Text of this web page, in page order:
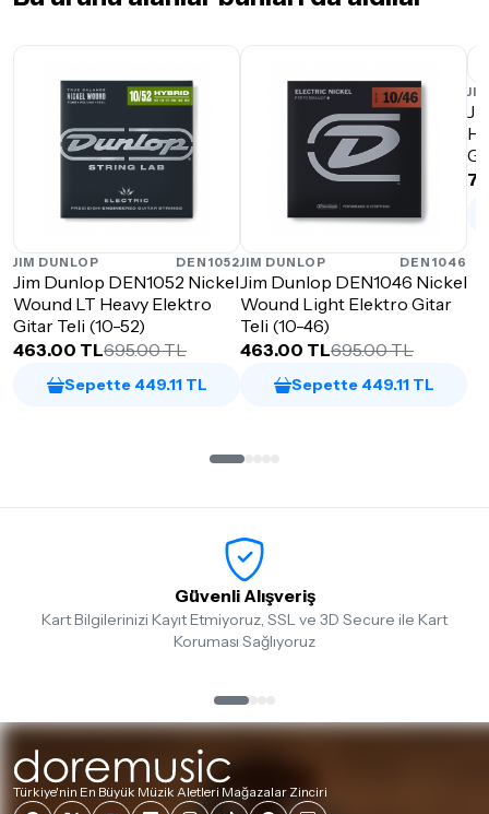
JIM DUNLOP DEN1052
Jim Dunlop DEN1052 Nickel
Wound LT Heavy Elektro
Gitar Teli (10-52)
463.00 TL695.00 TL
Sepette 449.11 TL
JIM DUNLOP DEN1046
Jim Dunlop DEN1046 Nickel
Wound Light Elektro Gitar
Teli (10-46)
463.00 TL695.00 TL
Sepette 449.11 TL
Güvenli Alışveriş
Kart Bilgilerinizi Kayıt Etmiyoruz, SSL ve 3D Secure ile Kart
Koruması Sağlıyoruz
Türkiye'nin En Büyük Müzik Aletleri Mağazalar Zinciri